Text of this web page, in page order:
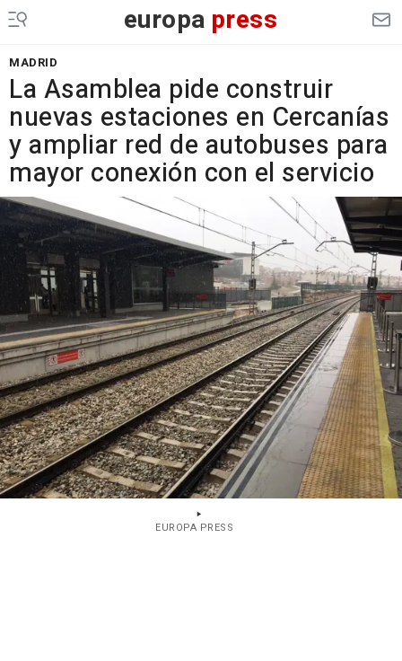
europa press
MADRID
La Asamblea pide construir
nuevas estaciones en Cercanías
y ampliar red de autobuses para
mayor conexión con el servicio
EUROPA PRESS